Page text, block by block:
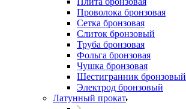
Проволока бронзовая
Сетка бронзовая
Слиток бронзовый
Труба бронзовая
Фольга бронзовая
Чушка бронзовая
Шестигранник бронзовый
Электрод бронзовый
Латунный прокат